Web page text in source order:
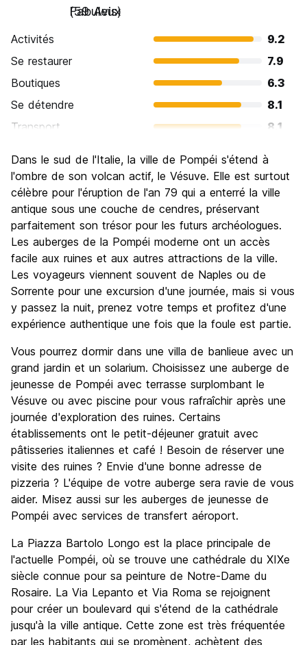
Fabuleux
(59 Avis)
Activités
9.2
Se restaurer
7.9
Boutiques
6.3
Se détendre
8.1
Transport
8.1
Culture
9.5
Sortir le soir / faire la fête
6.1
Bonnes affaires
Dans le sud de l'Italie, la ville de Pompéi s'étend à
l'ombre de son volcan actif, le Vésuve. Elle est surtout
célèbre pour l'éruption de l'an 79 qui a enterré la ville
antique sous une couche de cendres, préservant
parfaitement son trésor pour les futurs archéologues.
Les auberges de la Pompéi moderne ont un accès
facile aux ruines et aux autres attractions de la ville.
Les voyageurs viennent souvent de Naples ou de
Sorrente pour une excursion d'une journée, mais si vous
y passez la nuit, prenez votre temps et profitez d'une
expérience authentique une fois que la foule est partie.
Vous pourrez dormir dans une villa de banlieue avec un
grand jardin et un solarium. Choisissez une auberge de
jeunesse de Pompéi avec terrasse surplombant le
Vésuve ou avec piscine pour vous rafraîchir après une
journée d'exploration des ruines. Certains
établissements ont le petit-déjeuner gratuit avec
pâtisseries italiennes et café ! Besoin de réserver une
visite des ruines ? Envie d'une bonne adresse de
pizzeria ? L'équipe de votre auberge sera ravie de vous
aider. Misez aussi sur les auberges de jeunesse de
Pompéi avec services de transfert aéroport.
La Piazza Bartolo Longo est la place principale de
l'actuelle Pompéi, où se trouve une cathédrale du XIXe
siècle connue pour sa peinture de Notre-Dame du
Rosaire. La Via Lepanto et Via Roma se rejoignent
pour créer un boulevard qui s'étend de la cathédrale
jusqu'à la ville antique. Cette zone est très fréquentée
par les habitants qui se promènent, achètent des